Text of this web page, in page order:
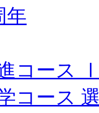
年
コース
コース